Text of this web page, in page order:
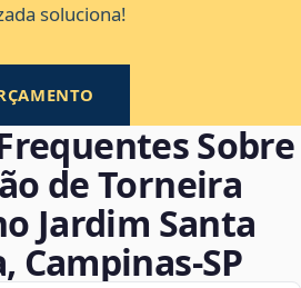
soluciona!
Sobre
de Torneira
Jardim Santa
Campinas‑SP